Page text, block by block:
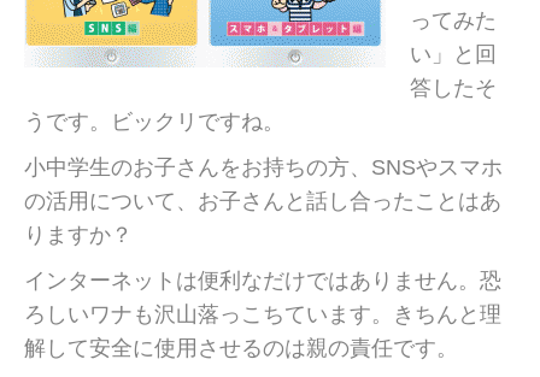
ってみた
い」と回
答したそ
うです。ビックリですね。
小中学生のお子さんをお持ちの方、SNSやスマホ
の活用について、お子さんと話し合ったことはあ
りますか？
インターネットは便利なだけではありません。恐
ろしいワナも沢山落っこちています。きちんと理
解して安全に使用させるのは親の責任です。